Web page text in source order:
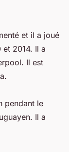
et il a joué
2014. Il a
Il est
pendant le
Il a